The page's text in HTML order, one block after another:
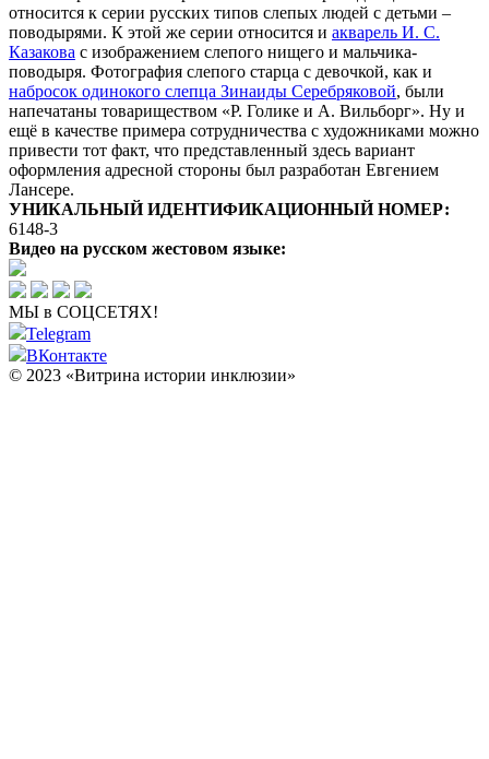
относится к серии русских типов слепых людей с детьми –
поводырями. К этой же серии относится и акварель И. С.
Казакова с изображением слепого нищего и мальчика-
поводыря. Фотография слепого старца с девочкой, как и
набросок одинокого слепца Зинаиды Серебряковой, были
напечатаны товариществом «Р. Голике и А. Вильборг». Ну и
ещё в качестве примера сотрудничества с художниками можно
привести тот факт, что представленный здесь вариант
оформления адресной стороны был разработан Евгением
Лансере.
УНИКАЛЬНЫЙ ИДЕНТИФИКАЦИОННЫЙ НОМЕР:
6148-3
Видео на русском жестовом языке:
МЫ в СОЦСЕТЯХ!
Telegram
ВКонтакте
© 2023 «Витрина истории инклюзии»